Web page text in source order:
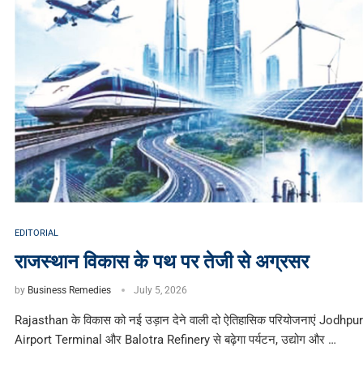
EDITORIAL
राजस्थान विकास के पथ पर तेजी से अग्रसर
by Business Remedies July 5, 2026
Rajasthan के विकास को नई उड़ान देने वाली दो ऐतिहासिक परियोजनाएं Jodhpur
Airport Terminal और Balotra Refinery से बढ़ेगा पर्यटन, उद्योग और …